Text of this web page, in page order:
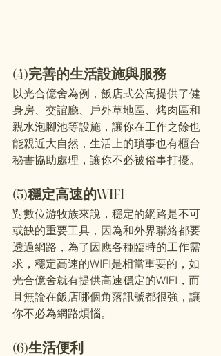
(4)完善的生活設施與服務
以光合億舍為例，飯店式公寓提供了健
身房、交誼廳、戶外草地區、烤肉區和
親水泡腳池等設施，讓你在工作之餘也
能親近大自然，生活上的瑣事也有櫃台
秘書協助處理，讓你不必被俗事打擾。
(5)穩定高速的WIFI
對數位游牧族來說，穩定的網路是不可
或缺的重要工具，因為和外界聯絡都要
透過網路，為了因應各種臨時的工作需
求，穩定高速的WIFI是相當重要的，如
光合億舍就有提供高速穩定的WIFI，而
且無論在飯店哪個角落訊號都很強，讓
你不必為網路煩惱。
(6)生活便利